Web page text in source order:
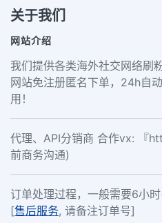
关于我们
网站介绍
我们提供各类海外社交网络刷
网站免注册匿名下单，24h自
用！
代理、API分销商 合作vx: 『
前商务沟通)
订单处理过程，一般需要6小时
[售后服务, 请备注订单号]